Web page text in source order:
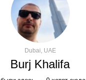
Dubai, UAE
Burj Khalifa